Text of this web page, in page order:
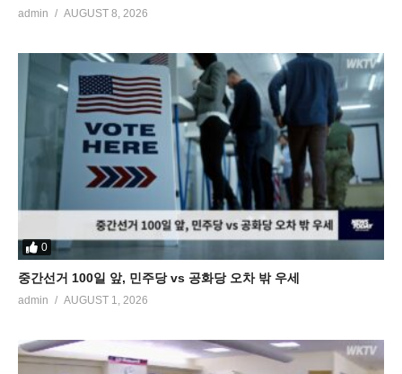
admin AUGUST 8, 2026
0
중간선거 100일 앞, 민주당 vs 공화당 오차 밖 우세
admin AUGUST 1, 2026